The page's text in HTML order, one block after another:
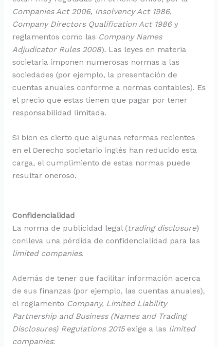
Companies Act 2006, Insolvency Act 1986,
Company Directors Qualification Act 1986y
reglamentos como las Company Names
Adjudicator Rules 2008). Las leyes en materia
societaria imponen numerosas normas a las
sociedades (por ejemplo, la presentación de
cuentas anuales conforme a normas contables). Es
el precio que estas tienen que pagar por tener
responsabilidad limitada.
Si bien es cierto que algunas reformas recientes
en el Derecho societario inglés han reducido esta
carga, el cumplimiento de estas normas puede
resultar oneroso.
Confidencialidad
La norma de publicidad legal (trading disclosure)
conlleva una pérdida de confidencialidad para las
limited companies.
Además de tener que facilitar información acerca
de sus finanzas (por ejemplo, las cuentas anuales),
el reglamento Company, Limited Liability
Partnership and Business (Names and Trading
Disclosures) Regulations 2015exige a las limited
companies: